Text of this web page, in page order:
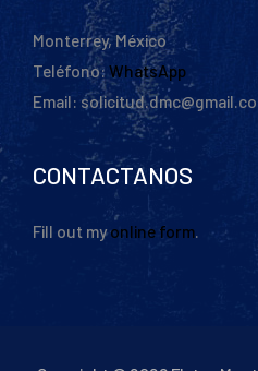
Monterrey, México
Teléfono: WhatsApp
Email:
CONTACTANOS
Fill out myonline form.